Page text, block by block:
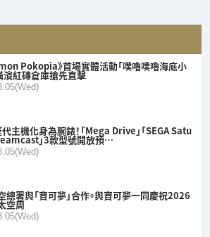
Pokopia》首場實體活動「噗嚕噗嚕海底小
濱紅磚倉庫搶先直擊
主機化身為腕錶！「Mega Drive」「SEGA Satu
」3款型號開放預…
總署與「寶可夢」合作。與寶可夢一同慶祝2026
空周